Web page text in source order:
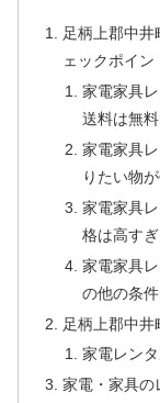
足柄上郡中井
ェックポイン
家電家具
送料は無
家電家具
りたい物
家電家具
格は高す
家電家具
の他の条
足柄上郡中
家電レン
家電・家具の